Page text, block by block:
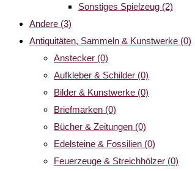
Sonstiges Spielzeug (2)
Andere (3)
Antiquitäten, Sammeln & Kunstwerke (0)
Anstecker (0)
Aufkleber & Schilder (0)
Bilder & Kunstwerke (0)
Briefmarken (0)
Bücher & Zeitungen (0)
Edelsteine & Fossilien (0)
Feuerzeuge & Streichhölzer (0)